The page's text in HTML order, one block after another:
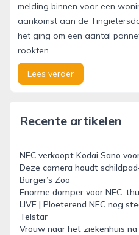
melding binnen voor een
aankomst aan de
het ging om een aantal
rookten.
Lees verder
Recente artikelen
NEC verkoopt Kodai Sano
Deze camera houdt
Burger’s Zoo
Enorme domper voor NEC,
LIVE | Ploeterend NEC nog
Telstar
Vrouw naar het ziekenhuis